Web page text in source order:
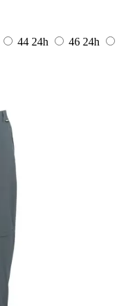
44 24h 46 24h